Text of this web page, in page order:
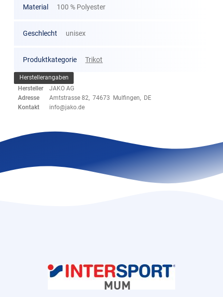
Material 100 % Polyester
Geschlecht unisex
Produktkategorie Trikot
Herstellerangaben
Hersteller
JAKO AG
Adresse
Amtstrasse 82, 74673 Mulfingen, DE
Kontakt
info@jako.de